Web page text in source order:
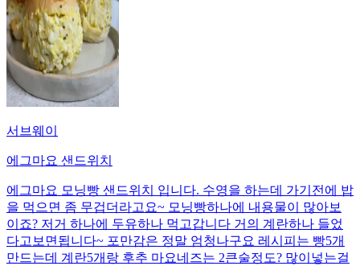
서브웨이
에그마요 샌드위치
에그마요 모닝빵 샌드위치 입니다. 수영을 하는데 가기전에 밥
을 먹으면 좀 무겁더라고요~ 모닝빵하나에 내용물이 많아보
이죠? 저거 하나에 두유하나 먹고갑니다 거의 계란하나 들었
다고보면됩니다~ 포만감은 정말 엄청나구요 레시피는 빵5개
만드는데 계란5개랑 후추 마요네즈는 2큰술정도? 많이넣는걸